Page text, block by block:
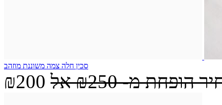
סכין חלה צמה משוננת מוזהב
₪200 הופחת מ-₪250 אל